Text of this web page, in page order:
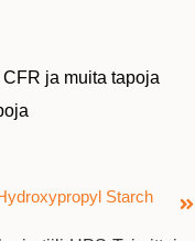
ja muita tapoja
Starch